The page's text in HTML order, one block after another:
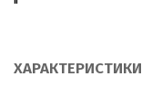
"
ХАРАКТЕРИСТИКИ